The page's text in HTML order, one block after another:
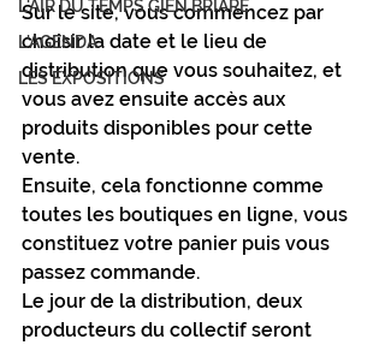
L'AIR DU TEMPS GIEN BRIARE
L'AGENDA
LES EXPOSITIONS
Sur le site, vous commencez par
choisir la date et le lieu de
distribution que vous souhaitez, et
vous avez ensuite accès aux
produits disponibles pour cette
vente.
Ensuite, cela fonctionne comme
toutes les boutiques en ligne, vous
constituez votre panier puis vous
passez commande.
Le jour de la distribution, deux
producteurs du collectif seront